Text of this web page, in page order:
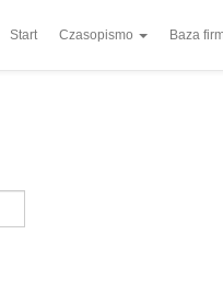
Start Czasopismo Baza